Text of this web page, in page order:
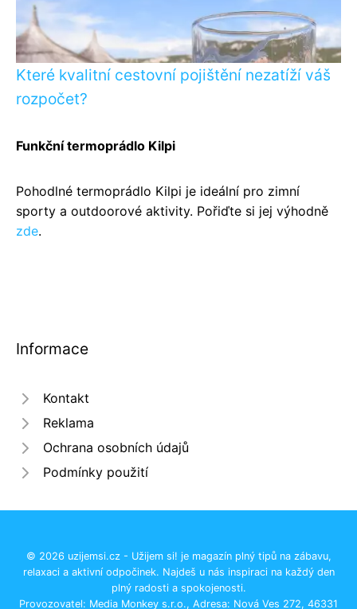
Které kvalitní cestovní pojištění nezatíží váš
rozpočet?
Funkční termoprádlo Kilpi
Pohodlné termoprádlo Kilpi je ideální pro zimní
sporty a outdoorové aktivity. Pořiďte si jej výhodně
zde.
Informace
Kontakt
Reklama
Ochrana osobních údajů
Podmínky použití
© 2026 uzijemsi.cz - Užijem si! je magazín plný tipů na zábavu,
relaxaci a aktivní odpočinek. Najdeš u nás inspiraci na každý den
plný radosti a spokojenosti.
Provozovatel: Media Monkey s.r.o., Adresa: Nová Ves 272, 46331